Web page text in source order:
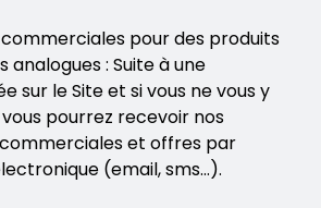
pour des produits
analogues : Suite à une
sur le Site et si vous ne vous y
pourrez recevoir nos
et offres par
(email, sms…).